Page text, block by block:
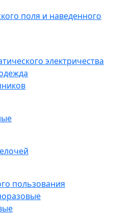
поля и наведенного
электричества
пользования